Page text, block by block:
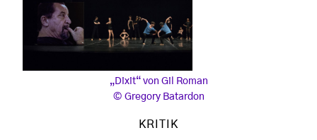
„Dixit“ von Gil Roman
Gregory Batardon
KRITIK